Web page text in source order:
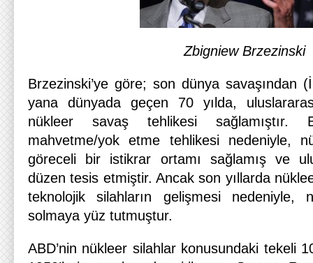
Zbigniew Brzezinski
Brzezinski’ye göre; son dünya savaşından
yana dünyada geçen 70 yılda,
nükleer savaş tehlikesi sağlamıştır.
mahvetme/yok etme tehlikesi nedeniyle,
göreceli bir istikrar ortamı sağlamış ve
düzen tesis etmiştir. Ancak son yıllarda
teknolojik silahların gelişmesi nedeniyle,
solmaya yüz tutmuştur.
ABD’nin nükleer silahlar konusundaki tekeli